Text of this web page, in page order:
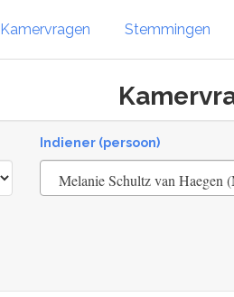
Kamervragen Stemmingen
Indiener (persoon)
Melanie Schultz van Haegen